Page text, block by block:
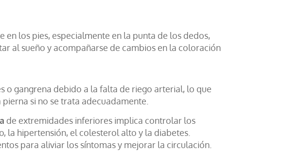
en los pies, especialmente en la punta de los dedos,
al sueño y acompañarse de cambios en la coloración
o gangrena debido a la falta de riego arterial, lo que
si no se trata adecuadamente.
de extremidades inferiores implica controlar los
la hipertensión, el colesterol alto y la diabetes.
para aliviar los síntomas y mejorar la circulación.